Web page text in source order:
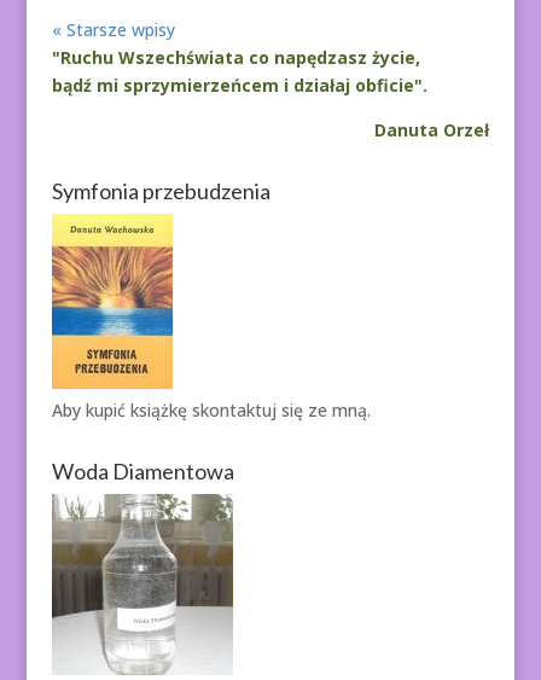
« Starsze wpisy
"Ruchu Wszechświata co napędzasz życie,
bądź mi sprzymierzeńcem i działaj obficie".
Danuta Orzeł
Symfonia przebudzenia
Aby kupić książkę skontaktuj się ze mną.
Woda Diamentowa